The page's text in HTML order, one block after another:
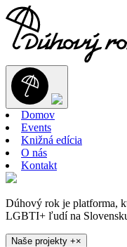
Domov
Events
Knižná edícia
O nás
Kontakt
Dúhový rok je platforma,
LGBTI+ ľudí na
Naše projekty +×